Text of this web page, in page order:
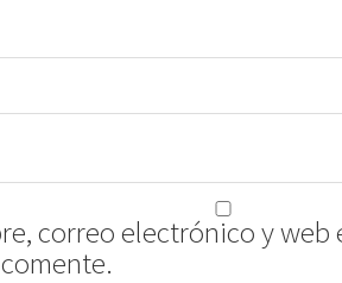
correo electrónico y web